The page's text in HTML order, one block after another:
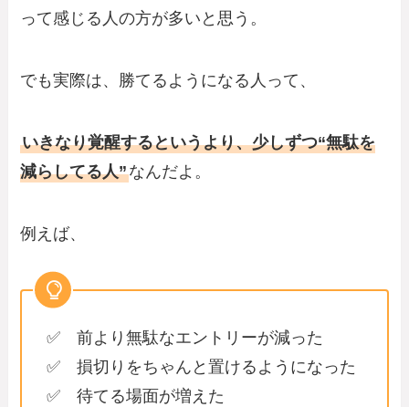
って感じる人の方が多いと思う。
でも実際は、勝てるようになる人って、
いきなり覚醒するというより、少しずつ“無駄を
減らしてる人”なんだよ。
例えば、
✅ 前より無駄なエントリーが減った
✅ 損切りをちゃんと置けるようになった
✅ 待てる場面が増えた